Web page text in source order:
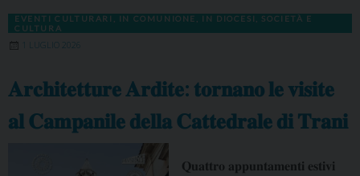
EVENTI CULTURARI IN COMUNIONE IN DIOCESI
SOCIETÀ E
CULTURA
1 LUGLIO 2026
𝐀𝐫𝐜𝐡𝐢𝐭𝐞𝐭𝐭𝐮𝐫𝐞 𝐀𝐫𝐝𝐢𝐭𝐞: 𝐭𝐨𝐫𝐧𝐚𝐧𝐨 𝐥𝐞 𝐯𝐢𝐬𝐢𝐭𝐞
𝐚𝐥 𝐂𝐚𝐦𝐩𝐚𝐧𝐢𝐥𝐞 𝐝𝐞𝐥𝐥𝐚 𝐂𝐚𝐭𝐭𝐞𝐝𝐫𝐚𝐥𝐞 𝐝𝐢 𝐓𝐫𝐚𝐧𝐢
𝐐𝐮𝐚𝐭𝐭𝐫𝐨 𝐚𝐩𝐩𝐮𝐧𝐭𝐚𝐦𝐞𝐧𝐭𝐢 𝐞𝐬𝐭𝐢𝐯𝐢